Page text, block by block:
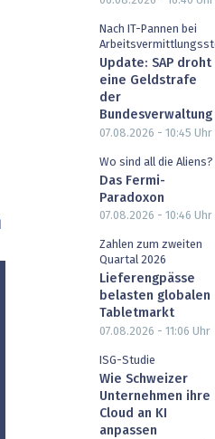
Nach IT-Pannen bei
Update: SAP droht
eine Geldstrafe
der
Bundesverwaltung
07.08.2026 - 10:45 Uhr
Wo sind all die Aliens?
Das Fermi-
Paradoxon
07.08.2026 - 10:46 Uhr
Zahlen zum zweiten
Quartal 2026
Lieferengpässe
belasten globalen
Tabletmarkt
07.08.2026 - 11:06 Uhr
ISG-Studie
Wie Schweizer
Unternehmen ihre
Cloud an KI
anpassen